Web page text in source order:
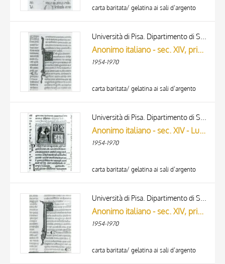
carta baritata/ gelatina ai sali d’argento
Anonimo italiano - sec. XIV, primo quarto - Lucca, Biblioteca Capitolare Feliniana, Ms. 325, f. 41r, particolare
1954-1970
carta baritata/ gelatina ai sali d’argento
Anonimo italiano - sec. XIV - Lucca, Biblioteca Capitolare Feliniana, Ms. 322, f. 259v, particolare
1954-1970
carta baritata/ gelatina ai sali d’argento
Anonimo italiano - sec. XIV, primo quarto - Lucca, Biblioteca Capitolare Feliniana, Ms. 325, f. 56v, particolare
1954-1970
carta baritata/ gelatina ai sali d’argento